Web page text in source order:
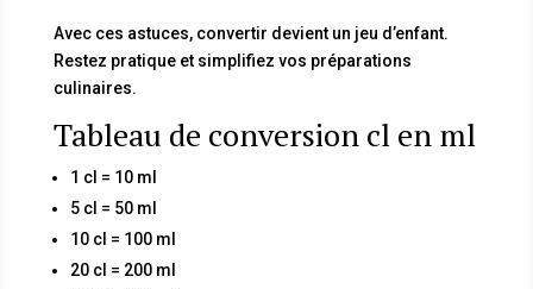
Avec ces astuces, convertir devient un jeu d’enfant.
Restez pratique et simplifiez vos préparations
culinaires.
Tableau de conversion cl en ml
1 cl = 10 ml
5 cl = 50 ml
10 cl = 100 ml
20 cl = 200 ml